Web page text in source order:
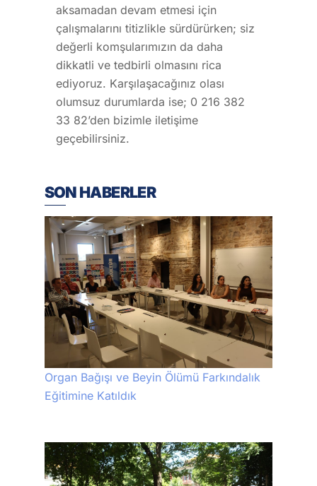
aksamadan devam etmesi için
çalışmalarını titizlikle sürdürürken; siz
değerli komşularımızın da daha
dikkatli ve tedbirli olmasını rica
ediyoruz. Karşılaşacağınız olası
olumsuz durumlarda ise; 0 216 382
33 82’den bizimle iletişime
geçebilirsiniz.
SON HABERLER
Organ Bağışı ve Beyin Ölümü Farkındalık
Eğitimine Katıldık